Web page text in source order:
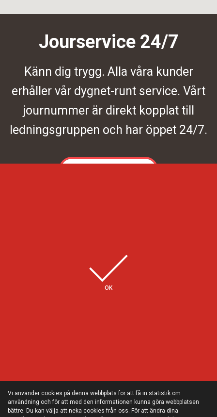
Jourservice 24/7
Känn dig trygg. Alla våra kunder
erhåller vår dygnet-runt service. Vårt
journummer är direkt kopplat till
ledningsgruppen och har öppet 24/7.
Några av våra kunder
Vi använder cookies på denna webbplats för att få in statistik om
användning och för att med den informationen kunna göra webbplatsen
bättre. Du kan välja att neka cookies från oss. För att ändra dina
OK